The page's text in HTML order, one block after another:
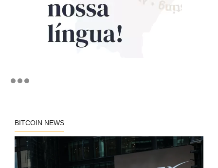
BITCOIN NEWS